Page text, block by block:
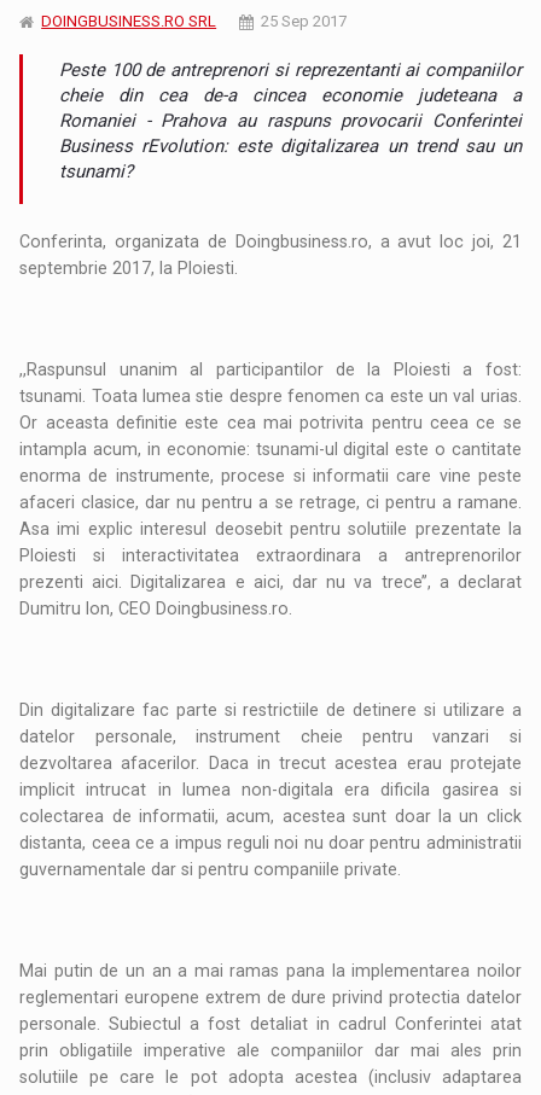
DOINGBUSINESS.RO SRL 25 Sep 2017
Peste 100 de antreprenori si reprezentanti ai companiilor
cheie din cea de-a cincea economie judeteana a
Romaniei - Prahova au raspuns provocarii Conferintei
Business rEvolution: este digitalizarea un trend sau un
tsunami?
Conferinta, organizata de Doingbusiness.ro, a avut loc joi, 21
septembrie 2017, la Ploiesti.
,,Raspunsul unanim al participantilor de la Ploiesti a fost:
tsunami. Toata lumea stie despre fenomen ca este un val urias.
Or aceasta definitie este cea mai potrivita pentru ceea ce se
intampla acum, in economie: tsunami-ul digital este o cantitate
enorma de instrumente, procese si informatii care vine peste
afaceri clasice, dar nu pentru a se retrage, ci pentru a ramane.
Asa imi explic interesul deosebit pentru solutiile prezentate la
Ploiesti si interactivitatea extraordinara a antreprenorilor
prezenti aici. Digitalizarea e aici, dar nu va trece’’, a declarat
Dumitru Ion, CEO Doingbusiness.ro.
Din digitalizare fac parte si restrictiile de detinere si utilizare a
datelor personale, instrument cheie pentru vanzari si
dezvoltarea afacerilor. Daca in trecut acestea erau protejate
implicit intrucat in lumea non-digitala era dificila gasirea si
colectarea de informatii, acum, acestea sunt doar la un click
distanta, ceea ce a impus reguli noi nu doar pentru administratii
guvernamentale dar si pentru companiile private.
Mai putin de un an a mai ramas pana la implementarea noilor
reglementari europene extrem de dure privind protectia datelor
personale. Subiectul a fost detaliat in cadrul Conferintei atat
prin obligatiile imperative ale companiilor dar mai ales prin
solutiile pe care le pot adopta acestea (inclusiv adaptarea